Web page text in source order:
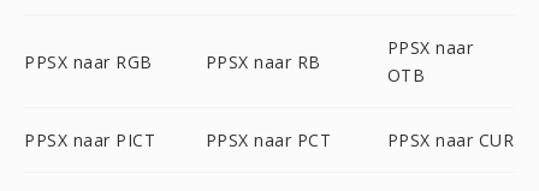
PPSX naar RGB PPSX naar RB
PPSX naar
OTB
PPSX naar PICT PPSX naar PCT PPSX naar CUR